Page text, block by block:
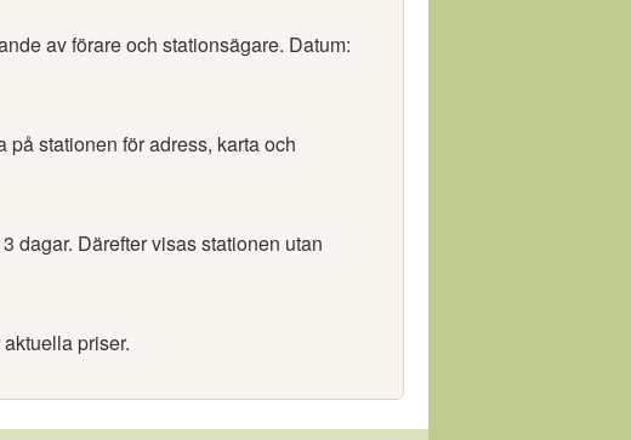
av förare och stationsägare. Datum:
stationen för adress, karta och
dagar. Därefter visas stationen utan
priser.